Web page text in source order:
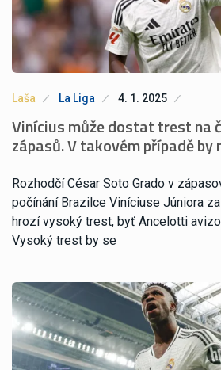
Laša La Liga 4. 1. 2025
Vinícius může dostat trest na
zápasů. V takovém případě by
Rozhodčí César Soto Grado v
počínání Brazilce Viníciuse Júniora
hrozí vysoký trest, byť Ancelotti
Vysoký trest by se